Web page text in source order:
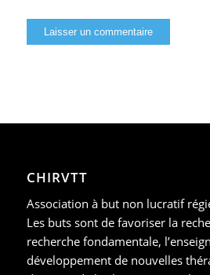
CHIRVTT
Association à but non lucratif
Les buts sont de favoriser la
recherche fondamentale,
développement de nouvelles